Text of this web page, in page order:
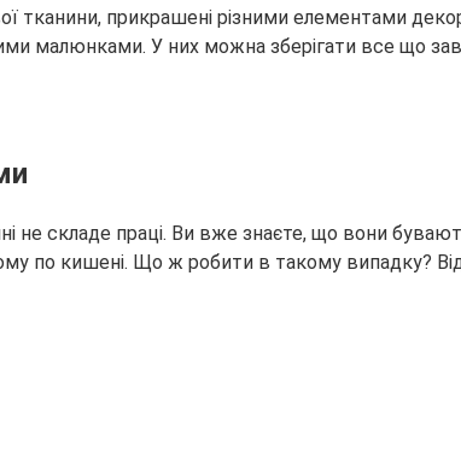
тканини, прикрашені різними елементами
малюнками. У них можна зберігати все що
не складе праці. Ви вже знаєте, що вони
по кишені. Що ж робити в такому випадку?